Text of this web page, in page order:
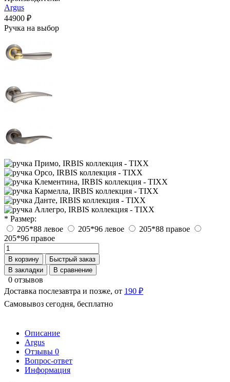
Argus
44900 ₽
Ручка на выбор
* Размер:
205*88 левое
205*96 левое
205*88 правое
205*96 правое
В корзину
Быстрый заказ
В закладки
В сравнение
0 отзывов
Доставка послезавтра и позже, от 190 ₽
Самовывоз сегодня, бесплатно
Описание
Argus
Отзывы 0
Вопрос-ответ
Информация